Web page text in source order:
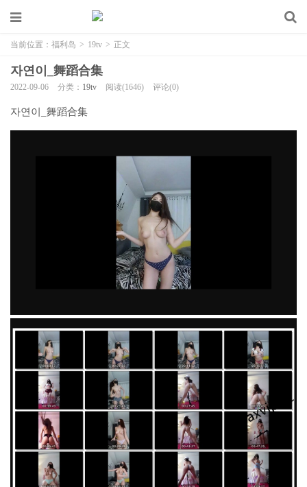
当前位置： 福利岛 > 19tv > 正文
자연이_舞蹈合集
2022-09-06 分类： 19tv 阅读(1646) 评论(0)
자연이_舞蹈合集